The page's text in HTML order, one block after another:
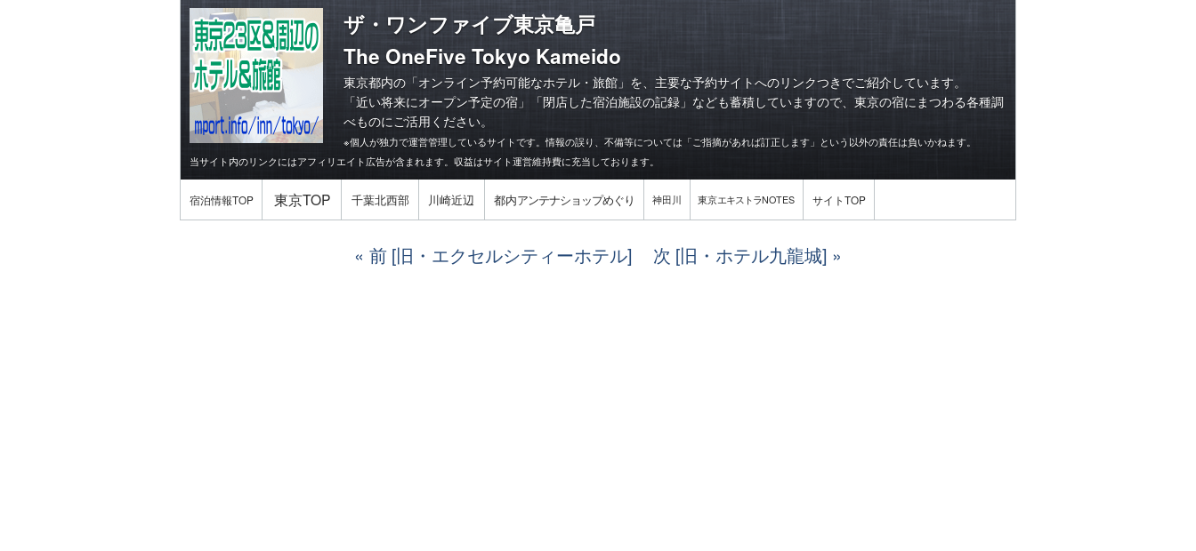
ザ・ワンファイブ東京亀戸
The OneFive Tokyo Kameido
東京都内の「オンライン予約可能なホテル・旅館」を、主要な予約サイトへのリンクつきでご紹介しています。
「近い将来にオープン予定の宿」「閉店した宿泊施設の記録」なども蓄積していますので、東京の宿にまつわる各種調
べものにご活用ください。
※個人が独力で運営管理しているサイトです。情報の誤り、不備等については「ご指摘があれば訂正します」という以外の責任は負いかねます。
当サイト内のリンクにはアフィリエイト広告が含まれます。収益はサイト運営維持費に充当しております。
宿泊情報TOP 東京TOP 千葉北西部 川崎近辺 都内アンテナショップめぐり 神田川 東京エキストラNOTES サイトTOP
前 [旧・エクセルシティーホテル] 次 [旧・ホテル九龍城]